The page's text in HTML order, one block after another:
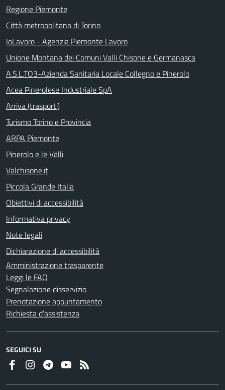
Regione Piemonte
Città metropolitana di Torino
IoLavoro - Agenzia Piemonte Lavoro
Unione Montana dei Comuni Valli Chisone e Germanasca
A.S.L.TO3-Azienda Sanitaria Locale Collegno e Pinerolo
Acea Pinerolese Industriale SpA
Arriva (trasporti)
Turismo Torino e Provincia
ARPA Piemonte
Pinerolo e le Valli
Valchisone.it
Piccola Grande Italia
Obiettivi di accessibilità
Informativa privacy
Note legali
Dichiarazione di accessibilità
Amministrazione trasparente
Leggi le FAQ
Segnalazione disservizio
Prenotazione appuntamento
Richiesta d'assistenza
SEGUICI SU